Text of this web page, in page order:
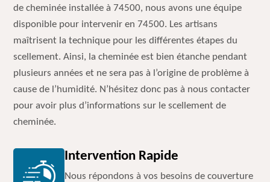
de cheminée installée à 74500, nous avons une équipe
disponible pour intervenir en 74500. Les artisans
maîtrisent la technique pour les différentes étapes du
scellement. Ainsi, la cheminée est bien étanche pendant
plusieurs années et ne sera pas à l’origine de problème à
cause de l’humidité. N’hésitez donc pas à nous contacter
pour avoir plus d’informations sur le scellement de
cheminée.
Intervention Rapide
Nous répondons à vos besoins de couverture